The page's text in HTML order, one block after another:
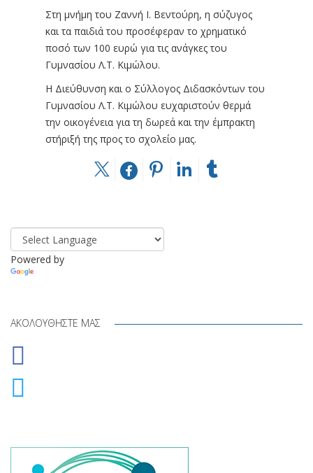
Στη μνήμη του Ζαννή Ι. Βεντούρη, η σύζυγος
και τα παιδιά του προσέφεραν το χρηματικό
ποσό των 100 ευρώ για τις ανάγκες του
Γυμνασίου Λ.Τ. Κιμώλου.
Η Διεύθυνση και ο Σύλλογος Διδασκόντων του
Γυμνασίου Λ.Τ. Κιμώλου ευχαριστούν θερμά
την οικογένεια για τη δωρεά και την έμπρακτη
στήριξή της προς το σχολείο μας.
Powered by
ΑΚΟΛΟΥΘΉΣΤΕ ΜΑΣ